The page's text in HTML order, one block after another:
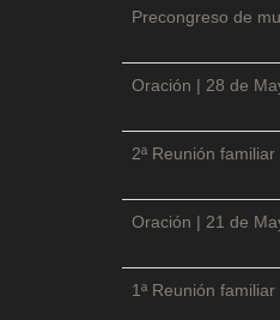
Precongreso de
Oración | 28 de
2ª Reunión
Oración | 21 de
1ª Reunión